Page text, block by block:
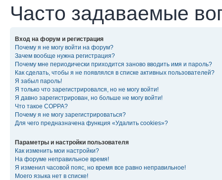
Часто задаваемые
Вход на форум и регистрация
Почему я не могу войти на форум?
Зачем вообще нужна регистрация?
Почему мне периодически приходится заново вводить имя и пароль?
Как сделать, чтобы я не появлялся в списке активных пользователей?
Я забыл пароль!
Я только что зарегистрировался, но не могу войти!
Я давно зарегистрирован, но больше не могу войти!
Что такое COPPA?
Почему я не могу зарегистрироваться?
Для чего предназначена функция «Удалить cookies»?
Параметры и настройки пользователя
Как изменить мои настройки?
На форуме неправильное время!
Я изменил часовой пояс, но время все равно неправильное!
Моего языка нет в списке!